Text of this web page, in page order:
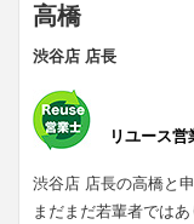
高橋
渋谷店 店長
リユース営
渋谷店 店長の高橋と申
まだまだ若輩者では